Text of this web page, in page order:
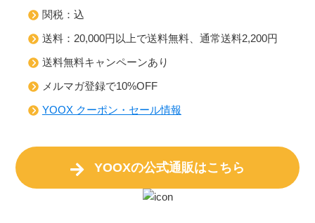
関税：込
送料：20,000円以上で送料無料、通常送料2,200円
送料無料キャンペーンあり
メルマガ登録で10%OFF
YOOX クーポン・セール情報
YOOXの公式通販はこちら